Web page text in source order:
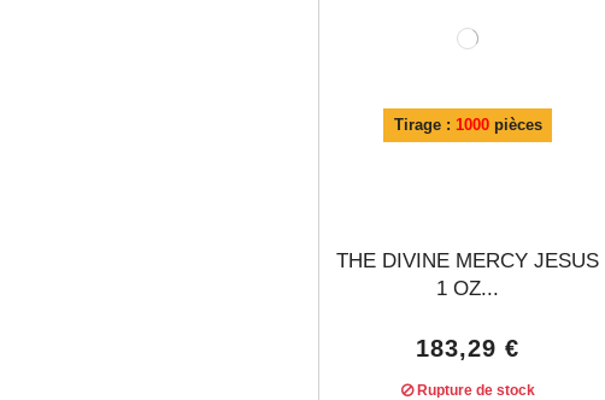
Tirage : 1000pièces
THE DIVINE MERCY JESUS
1 OZ...
183,29 €
Rupture de stock